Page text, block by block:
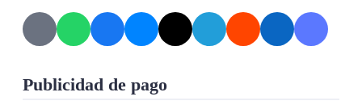
Publicidad de pago